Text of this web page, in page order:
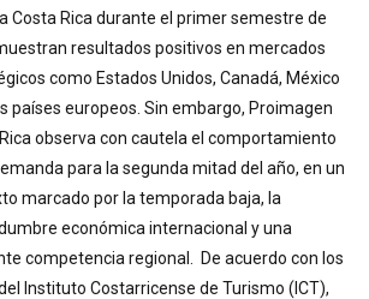
Costa Rica durante el primer semestre de
resultados positivos en mercados
como Estados Unidos, Canadá, México
países europeos. Sin embargo, Proimagen
observa con cautela el comportamiento
para la segunda mitad del año, en un
marcado por la temporada baja, la
económica internacional y una
competencia regional. De acuerdo con los
Instituto Costarricense de Turismo (ICT),